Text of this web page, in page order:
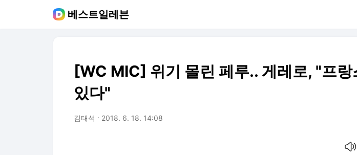
베스트일레븐
[WC MIC] 위기 몰린 페루.. 게레로, "프랑
있다"
김태석 2018. 6. 18. 14:08